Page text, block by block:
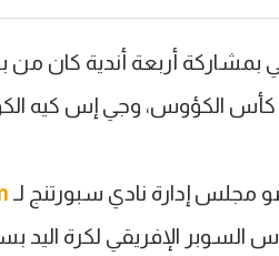
بمشاركة أربعة أندية كان
كأس الكؤوس، وجي إس كيه
إدارة نادي سبورتنج لـ
الإفريقي لكرة اليد